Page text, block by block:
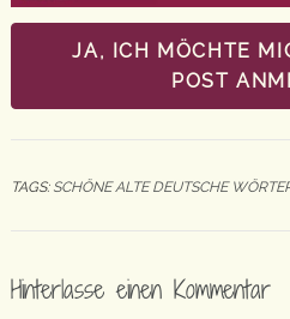
JA, ICH MÖCHTE
POST
TAGS: SCHÖNE ALTE DEUTSCHE
Hinterlasse einen Kommentar